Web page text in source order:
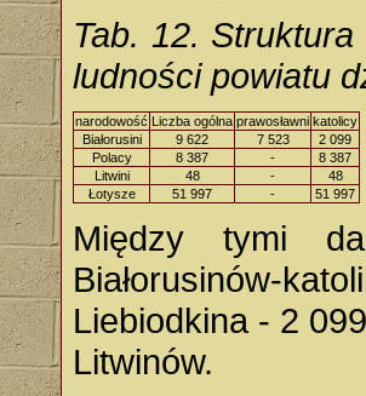
Tab. 12.
ludności powiatu
narodowość Liczba ogólna prawosławni katolicy
Białorusini
9 622 7 523
2 099
Polacy
8 387 -
8 387
Litwini
48 -
48
Łotysze
51 997 - 51 997
Między tymi
Białorusinów-
Liebiodkina - 2
Litwinów.